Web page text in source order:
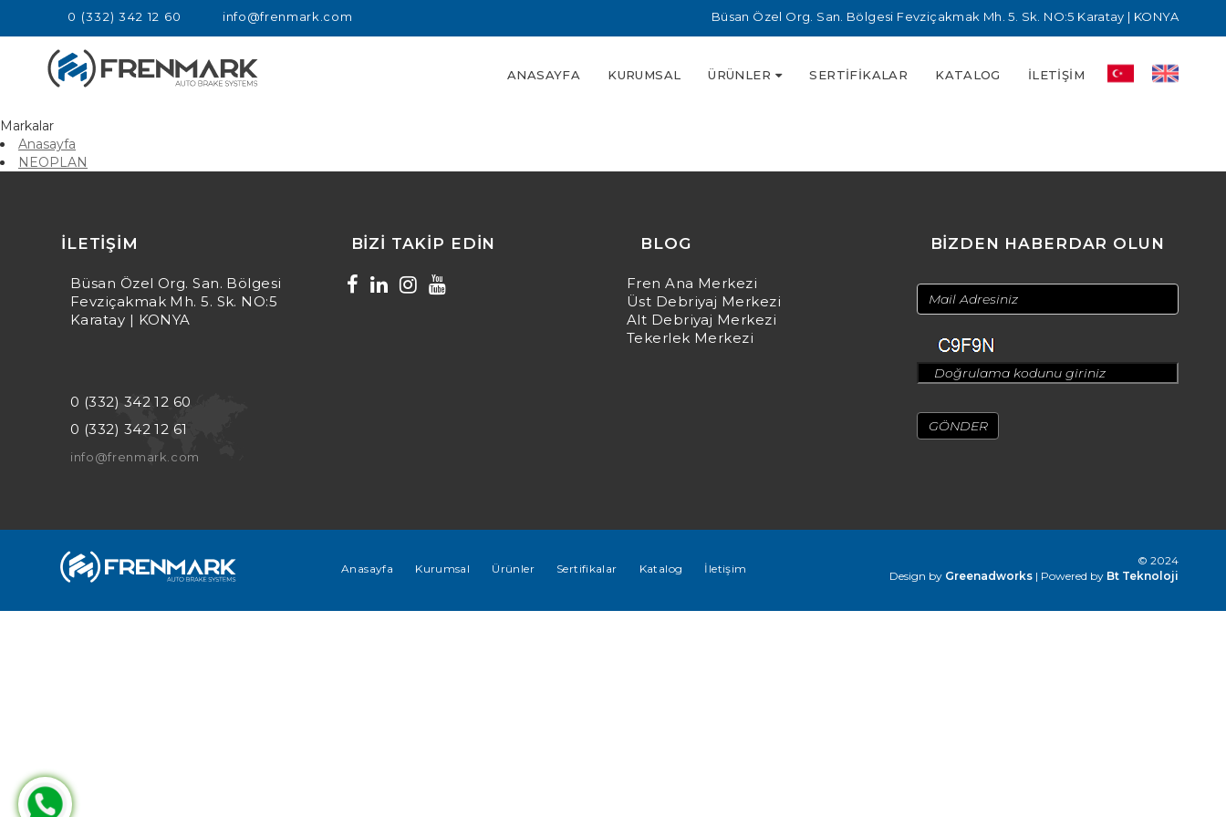
0 (332) 342 12 60 info@frenmark.com Büsan Özel Org. San. Bölgesi Fevziçakmak Mh. 5. Sk. NO:5 Karatay | KONYA
ANASAYFA KURUMSAL ÜRÜNLER SERTIFIKALAR KATALOG İLETIŞIM
Markalar
Anasayfa
NEOPLAN
İLETIŞIM
Büsan Özel Org. San. Bölgesi
Fevziçakmak Mh. 5. Sk. NO:5
Karatay | KONYA
0 (332) 342 12 60
0 (332) 342 12 61
info@frenmark.com
BIZI TAKIP EDIN BLOG
Fren Ana Merkezi
Üst Debriyaj Merkezi
Alt Debriyaj Merkezi
Tekerlek Merkezi
BİZDEN HABERDAR OLUN
© 2024
Design by Greenadworks | Powered by Bt Teknoloji
Anasayfa Kurumsal Ürünler Sertifikalar Katalog İletişim